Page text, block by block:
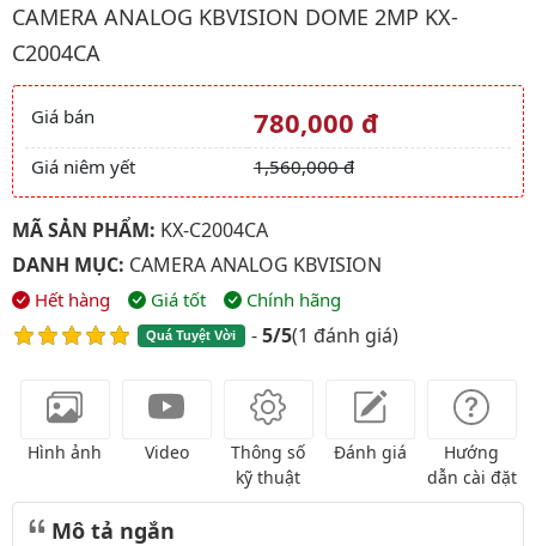
CAMERA ANALOG KBVISION DOME 2MP KX-
C2004CA
Giá và khuyến mãi
Giá bán 780,000 đ
Giá niêm yết 1,560,000 đ
MÃ SẢN PHẨM: KX-C2004CA
DANH MỤC: CAMERA ANALOG KBVISION
Hết hàng Giá tốt Chính hãng
Quá Tuyệt Vời -5/5(1 đánh giá)
Hình ảnh Video
Thông số
kỹ thuật
Đánh giá
Hướng
dẫn cài đặt
Mô tả ngắn